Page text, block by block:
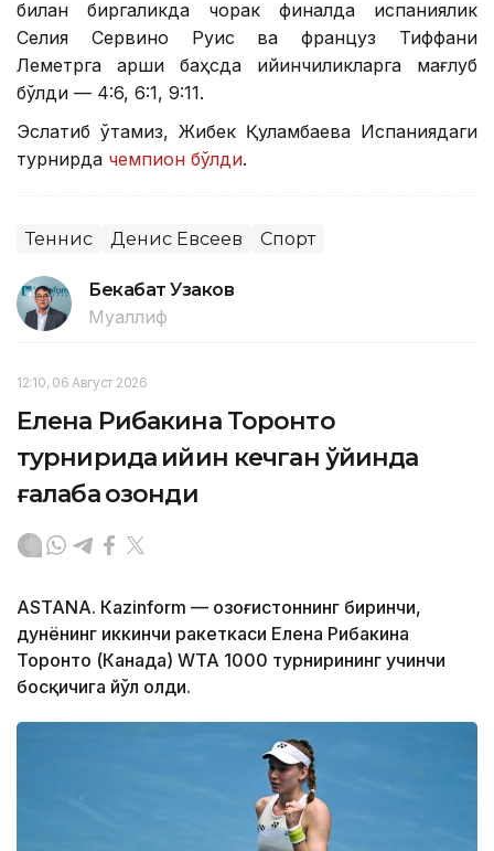
билан биргаликда чорак финалда испаниялик
Селия Сервино Руис ва француз Тиффани
Леметрга қарши баҳсда қийинчиликларга мағлуб
бўлди — 4:6, 6:1, 9:11.
Эслатиб ўтамиз, Жибек Қуламбаева Испаниядаги
турнирда чемпион бўлди.
Теннис Денис Евсеев Спорт
Бекабат Узаков
Муаллиф
12:10, 06 Август 2026
Елена Рибакина Торонто
турнирида қийин кечган ўйинда
ғалаба қозонди
ASTANА. Кazinform — Қозоғистоннинг биринчи,
дунёнинг иккинчи ракеткаси Елена Рибакина
Торонто (Канада) WТА 1000 турнирининг учинчи
босқичига йўл олди.